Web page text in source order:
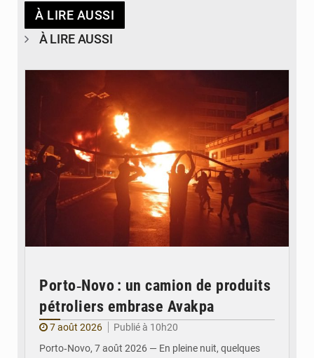
À LIRE AUSSI
À LIRE AUSSI
Porto‑Novo : un camion de produits
pétroliers embrase Avakpa
7 août 2026
Publié à 10h20
Porto‑Novo, 7 août 2026 — En pleine nuit, quelques